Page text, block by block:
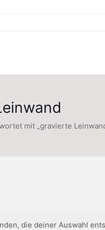
mit „gravierte
die deiner Auswahl